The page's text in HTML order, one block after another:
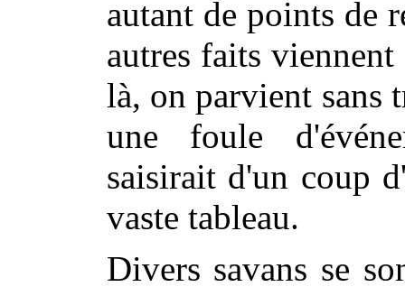
autant de points de
autres faits
là, on parvient sans
une foule
saisirait d'un coup
vaste tableau.
Divers savans se